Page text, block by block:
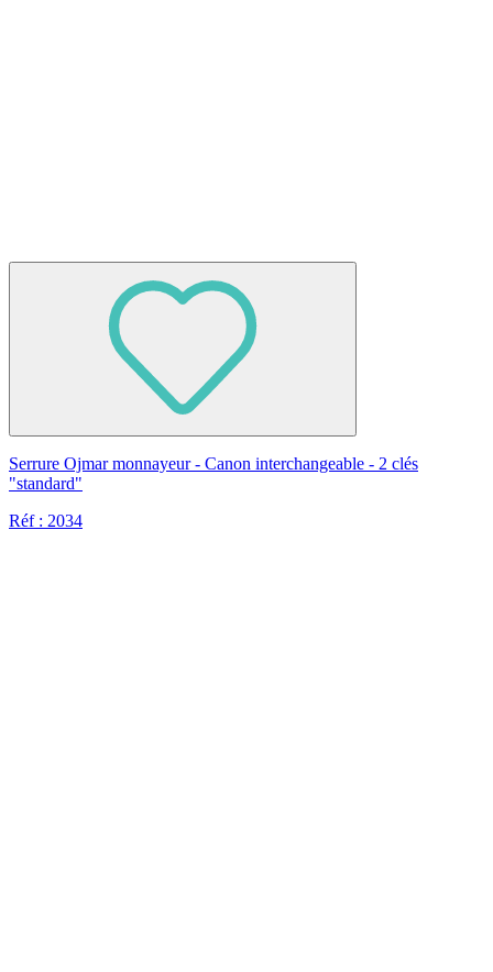
Serrure Ojmar monnayeur - Canon interchangeable - 2 clés
"standard"
Réf : 2034